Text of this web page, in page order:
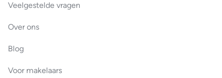
Veelgestelde vragen
Over ons
Blog
Voor makelaars